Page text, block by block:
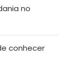
no
conhecer